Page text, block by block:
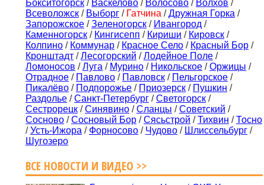
Бокситогорск / Васкелово / Волосово / Волхов /
Всеволожск / Выборг / Гатчина /Дружная Горка /
Запорожское /Зеленогорск / Ивангород /
Каменногорск / Кингисепп / Кириши / Кировск /
Колпино / Коммунар / Красное Село / Красный Бор /
Кронштадт /Лесогорский /Лодейное Поле /
Ломоносов /Луга / Мурино / Никольское /Оржицы /
Отрадное / Павлово / Павловск / Пельгорское /
Пикалёво / Подпорожье / Приозерск / Пушкин /
Раздолье /Санкт-Петербург /Светогорск /
Сестрорецк /Синявино /Сланцы /Советский /
Сосново /Сосновый Бор /Сясьстрой /Тихвин /Тосно
/Усть-Ижора / Форносово / Чудово / Шлиссельбург /
Шугозеро
ВСЕ НОВОСТИ И ВИДЕО >>